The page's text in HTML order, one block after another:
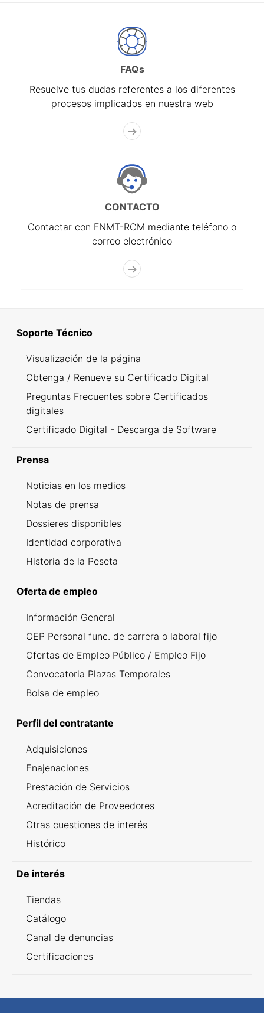
FAQs
Resuelve tus dudas referentes a los diferentes
procesos implicados en nuestra web
CONTACTO
Contactar con FNMT-RCM mediante teléfono o
correo electrónico
Soporte Técnico
Visualización de la página
Obtenga / Renueve su Certificado Digital
Preguntas Frecuentes sobre Certificados
digitales
Certificado Digital - Descarga de Software
Prensa
Noticias en los medios
Notas de prensa
Dossieres disponibles
Identidad corporativa
Historia de la Peseta
Oferta de empleo
Información General
OEP Personal func. de carrera o laboral fijo
Ofertas de Empleo Público / Empleo Fijo
Convocatoria Plazas Temporales
Bolsa de empleo
Perfil del contratante
Adquisiciones
Enajenaciones
Prestación de Servicios
Acreditación de Proveedores
Otras cuestiones de interés
Histórico
De interés
Tiendas
Catálogo
Canal de denuncias
Certificaciones